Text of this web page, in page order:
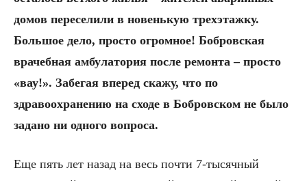
домов переселили в новенькую трехэтажку.
Большое дело, просто огромное! Бобровская
врачебная амбулатория после ремонта – просто
«вау!». Забегая вперед скажу, что по
здравоохранению на сходе в Бобровском не было
задано ни одного вопроса.
Еще пять лет назад на весь почти 7-тысячный